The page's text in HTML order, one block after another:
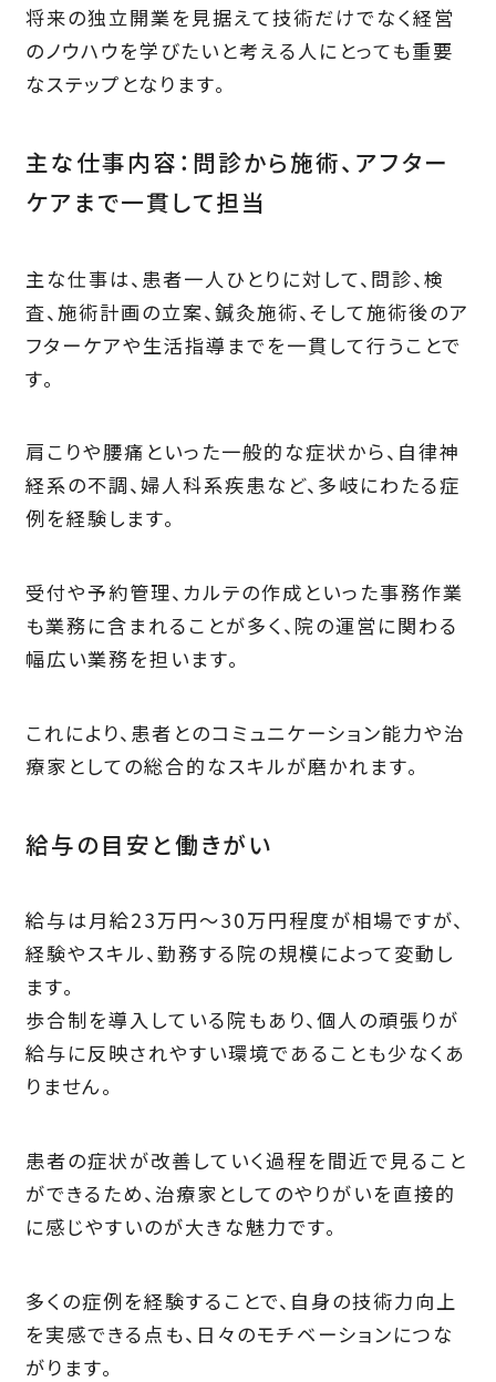
将来の独立開業を見据えて技術だけでなく経営
のノウハウを学びたいと考える人にとっても重要
なステップとなります。
主な仕事内容：問診から施術、アフター
ケアまで一貫して担当
主な仕事は、患者一人ひとりに対して、問診、検
査、施術計画の立案、鍼灸施術、そして施術後のア
フターケアや生活指導までを一貫して行うことで
す。
肩こりや腰痛といった一般的な症状から、自律神
経系の不調、婦人科系疾患など、多岐にわたる症
例を経験します。
受付や予約管理、カルテの作成といった事務作業
も業務に含まれることが多く、院の運営に関わる
幅広い業務を担います。
これにより、患者とのコミュニケーション能力や治
療家としての総合的なスキルが磨かれます。
給与の目安と働きがい
給与は月給23万円〜30万円程度が相場ですが、
経験やスキル、勤務する院の規模によって変動し
ます。
歩合制を導入している院もあり、個人の頑張りが
給与に反映されやすい環境であることも少なくあ
りません。
患者の症状が改善していく過程を間近で見ること
ができるため、治療家としてのやりがいを直接的
に感じやすいのが大きな魅力です。
多くの症例を経験することで、自身の技術力向上
を実感できる点も、日々のモチベーションにつな
がります。